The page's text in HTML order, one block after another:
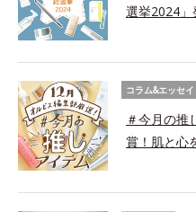
選挙2024」
コラム&エッセイ
＃今月の推
賞！肌と心